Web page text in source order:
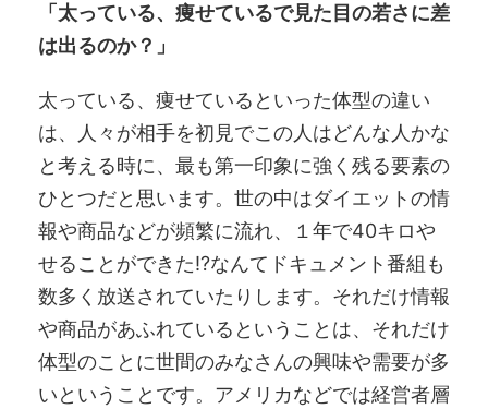
「太っている、痩せているで見た目の若さに差
は出るのか？」
太っている、痩せているといった体型の違い
は、人々が相手を初見でこの人はどんな人かな
と考える時に、最も第一印象に強く残る要素の
ひとつだと思います。世の中はダイエットの情
報や商品などが頻繁に流れ、１年で40キロや
せることができた!?なんてドキュメント番組も
数多く放送されていたりします。それだけ情報
や商品があふれているということは、それだけ
体型のことに世間のみなさんの興味や需要が多
いということです。アメリカなどでは経営者層